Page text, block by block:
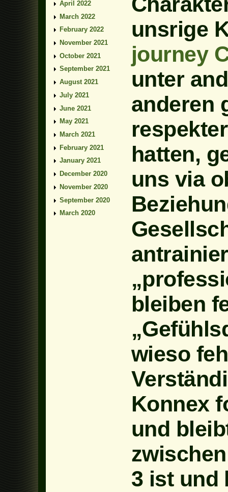
unsrige
journey
unter
anderen
hatten,
uns via
bleiben
wieso
Konnex
und
3 ist und
April 2022
March 2022
February 2022
November 2021
October 2021
September 2021
August 2021
July 2021
June 2021
May 2021
March 2021
February 2021
January 2021
December 2020
November 2020
September 2020
March 2020